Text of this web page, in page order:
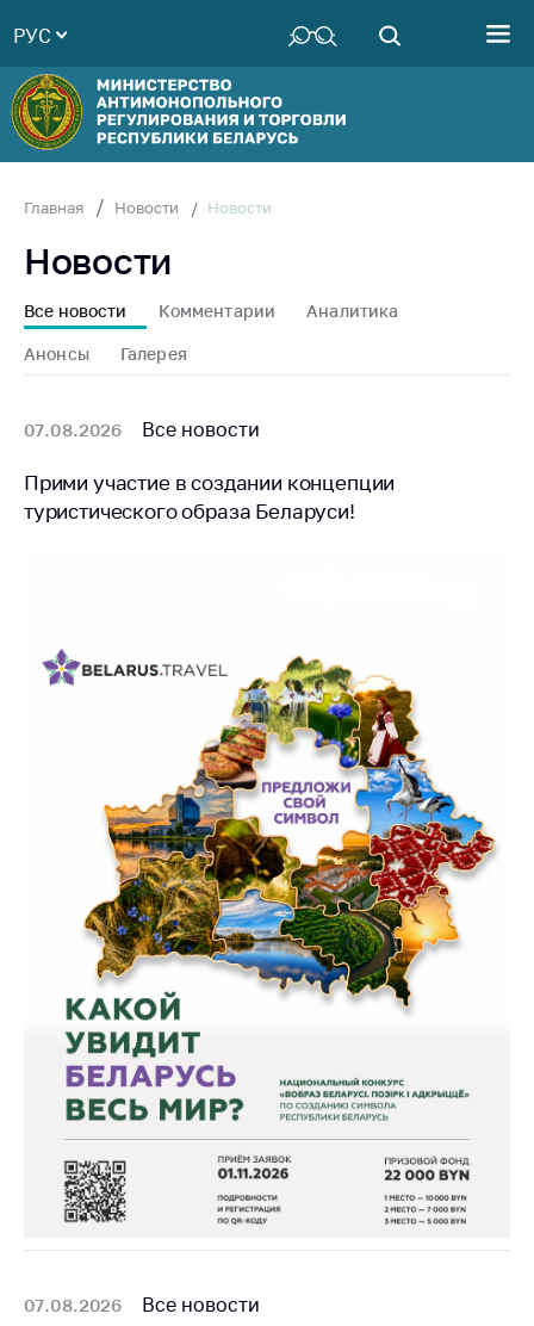
Руководство
Структура
Министерства
Территориальные
Законодательство
Антикоррупционная
деятельность
совет
Соискателям
Награждения
Общественная
жизнь
Идеологическая
Официальные
геральдические
символы
5 лет МАРТ
Деятельность
Ценовая политика
Антимонопольное
регулирование и
конкуренция
Торговля и услуги
Регулирование и
контроль закупок
Защита прав
рекламной
РУС
Главная Новости Новости
Новости
Все новости Комментарии Аналитика
Анонсы Галерея
07.08.2026 Все новости
Прими участие в создании концепции
туристического образа Беларуси!
07.08.2026 Все новости